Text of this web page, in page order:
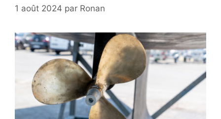
1 août 2024 par Ronan